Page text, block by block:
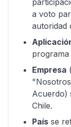
a voto
autoridad
Empresa
Acuerdo)
Chile.
País se